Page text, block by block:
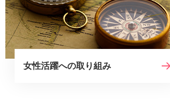
女性活躍への取り組み